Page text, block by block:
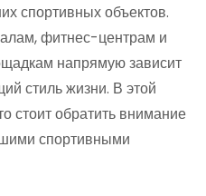
спортивных объектов.
фитнес-центрам и
напрямую зависит
стиль жизни. В этой
стоит обратить внимание
спортивными